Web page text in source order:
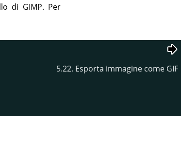
di GIMP. Per
5.22. Esporta immagine come GIF